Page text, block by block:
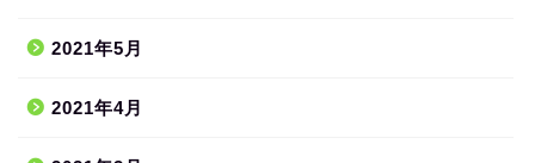
2021年5月
2021年4月